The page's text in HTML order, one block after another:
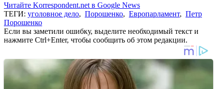
Читайте Korrespondent.net в Google News
ТЕГИ: уголовное дело, Порошенко, Европарламент, Петр
Порошенко
Если вы заметили ошибку, выделите необходимый текст и
нажмите Ctrl+Enter, чтобы сообщить об этом редакции.